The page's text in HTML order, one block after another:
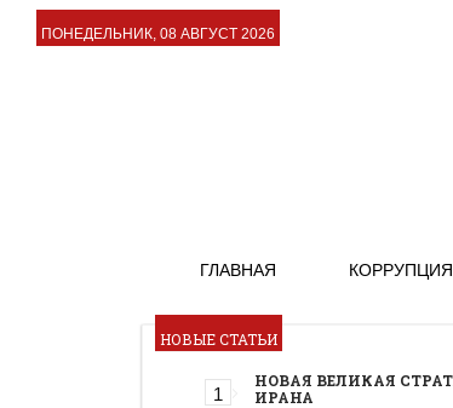
ПОНЕДЕЛЬНИК, 08 АВГУСТ 2026
ГЛАВНАЯ
НОВЫЕ СТАТЬИ
НОВАЯ ВЕЛИКАЯ
ИРАНА